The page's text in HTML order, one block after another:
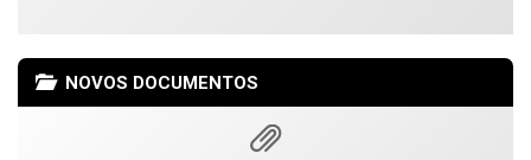
NOVOS DOCUMENTOS